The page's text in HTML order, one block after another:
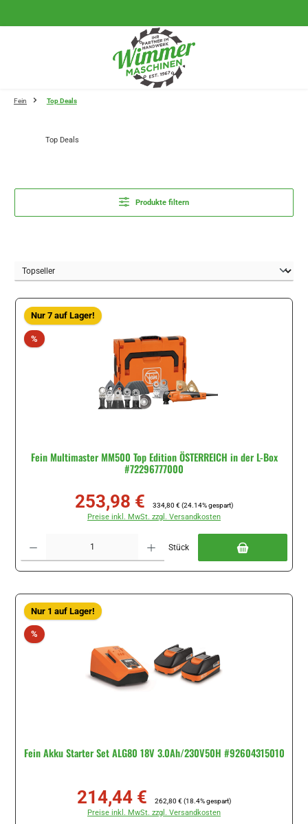
Fein Top Deals
Top Deals
Produkte filtern
Nur 7 auf Lager!
%Rabatt
Fein Multimaster MM500 Top Edition ÖSTERREICH in der L-Box
#72296777000
Verkaufspreis:
253,98 € Regulärer Preis:
334,80 € (24.14% gespart)
Preise inkl. MwSt. zzgl. Versandkosten
Stück
Nur 1 auf Lager!
%Rabatt
Fein Akku Starter Set ALG80 18V 3.0Ah/230V50H #92604315010
Verkaufspreis:
214,44 € 262,80 € (18.4% gespart)
Preise inkl. MwSt. zzgl. Versandkosten